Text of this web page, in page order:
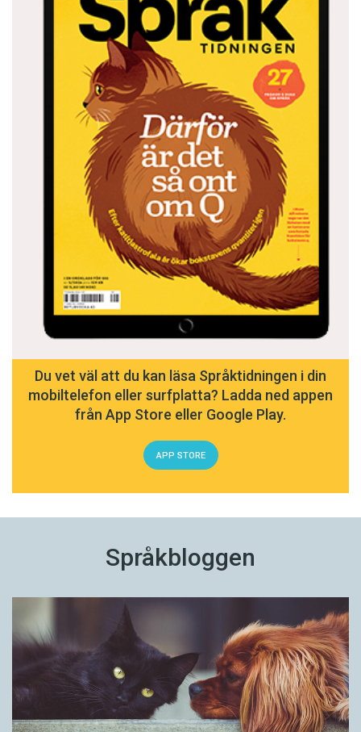
Du vet väl att du kan läsa Språktidningen i din
mobiltelefon eller surfplatta? Ladda ned appen
från App Store eller Google Play.
APP STORE
Språkbloggen